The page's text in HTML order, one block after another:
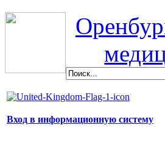
Вход в информационную систему